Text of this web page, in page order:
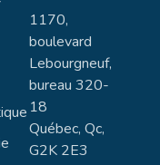
1170,
boulevard
Lebourgneuf,
bureau 320-
18
Québec, Qc,
G2K 2E3